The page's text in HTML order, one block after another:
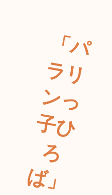
「
パ
ラ
リ
ン
っ
子
ひ
ろ
ば
」
ミ
ニ
ィ
座
会
開
し
し